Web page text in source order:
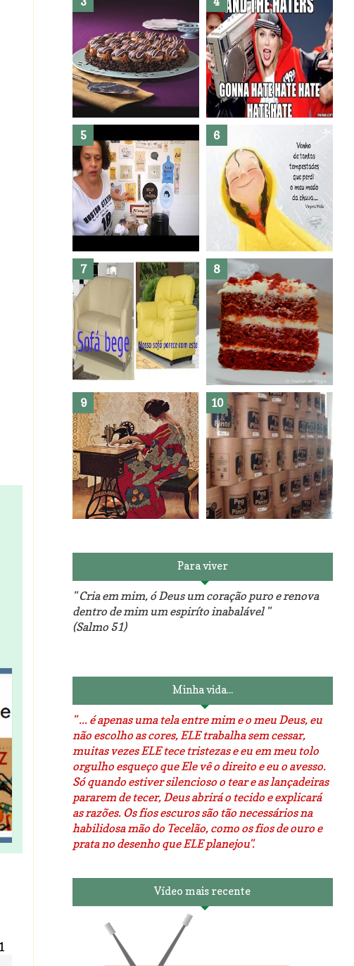
Banheiro novo por menos de
R$300,00 ?? E sem quebra
quebra ??( Editado)
Posso congelar bolo ??
Dez bolos pra fazer antes de
morrer !
Haters, como surgiram?
Como fazer leites vegetais ? O medo que habita em nós.
Reforma do sofá, agora é
em patchwork!
The Red Velvet !!! O Perfeito
Para viver
" Cria em mim, ó Deus um coração puro e renova
dentro de mim um espiríto inabalável "
(Salmo 51)
Minha vida...
" ... é apenas uma tela entre mim e o meu Deus, eu
não escolho as cores, ELE trabalha sem cessar,
muitas vezes ELE tece tristezas e eu em meu tolo
orgulho esqueço que Ele vê o direito e eu o avesso.
Só quando estiver silencioso o tear e as lançadeiras
pararem de tecer, Deus abrirá o tecido e explicará
as razões. Os fios escuros são tão necessários na
habilidosa mão do Tecelão, como os fios de ouro e
prata no desenho que ELE planejou".
Vídeo mais recente